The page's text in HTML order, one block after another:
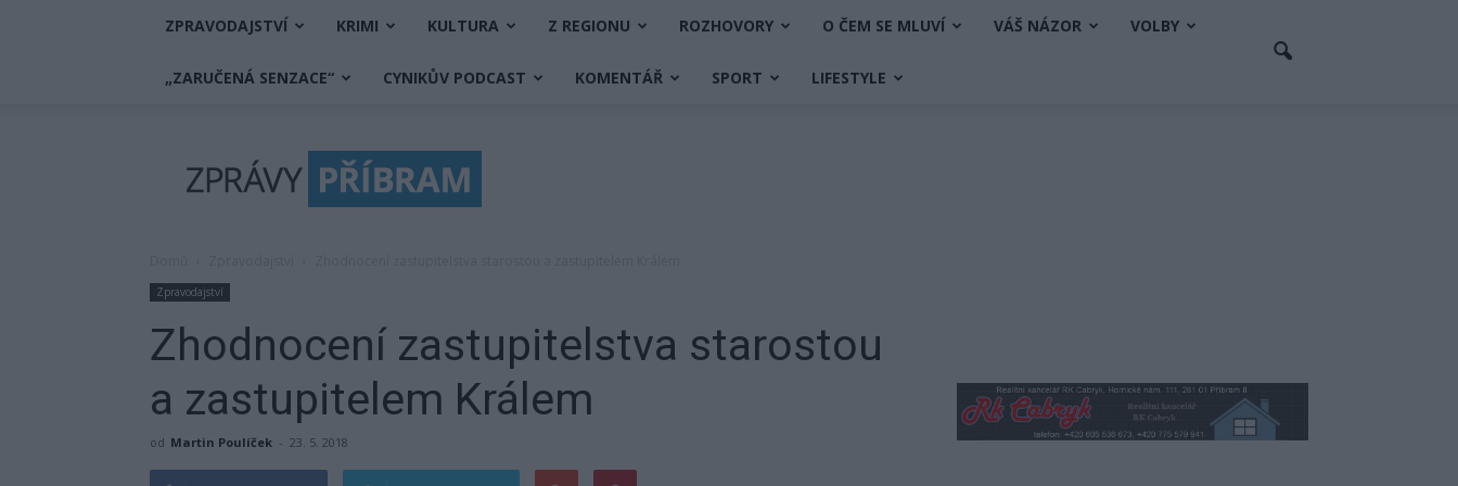
ZPRAVODAJSTVÍ KRIMI KULTURA Z REGIONU ROZHOVORY O ČEM SE MLUVÍ VÁŠ NÁZOR VOLBY
„ZARUČENÁ SENZACE“ CYNIKŮV PODCAST KOMENTÁŘ SPORT LIFESTYLE
Příbram
Zpravodajství
Zhodnocení zastupitelstva starostou
a zastupitelem Králem
od Martin Poulíček - 23. 5. 2018